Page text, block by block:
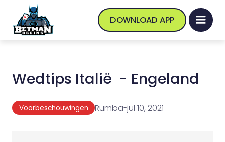
DOWNLOAD APP
Wedtips Italië - Engeland
Voorbeschouwingen Rumba-jul 10, 2021